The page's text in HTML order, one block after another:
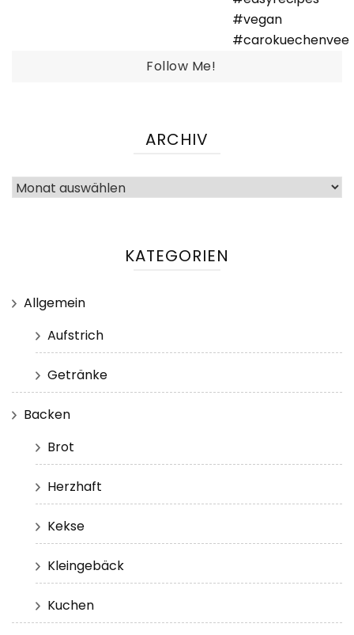
Follow Me!
ARCHIV
Archiv
KATEGORIEN
Allgemein
Aufstrich
Getränke
Backen
Brot
Herzhaft
Kekse
Kleingebäck
Kuchen